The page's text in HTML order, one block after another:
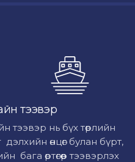
тээвэр
тээвэр нь бүх төрлийн
дэлхийн өнцөг булан бүрт,
бага өртөгөөр тээвэрлэх